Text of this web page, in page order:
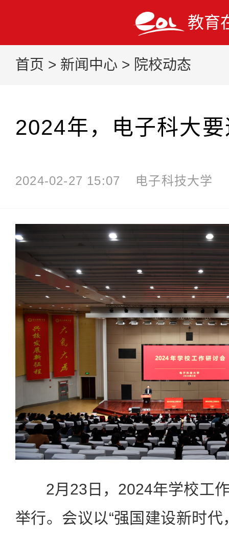
教育
首页 > 新闻中心 > 院校动态
2024年，电子科大
2024-02-27 15:07 电子科技大学
2月23日，2024年学校工作
举行。会议以“强国建设新时代